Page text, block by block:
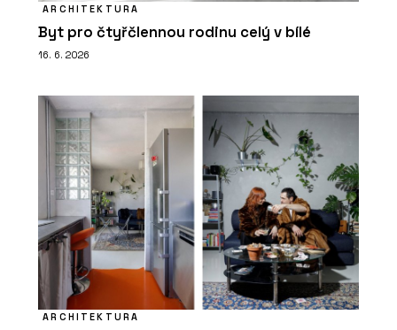
ARCHITEKTURA
Byt pro čtyřčlennou rodinu celý v bílé
16. 6. 2026
ARCHITEKTURA